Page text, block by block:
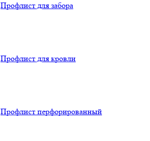
Профлист для забора
Профлист для кровли
Профлист перфорированный